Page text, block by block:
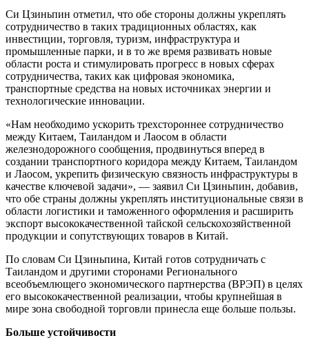
Си Цзиньпин отметил, что обе стороны должны укреплять
сотрудничество в таких традиционных областях, как
инвестиции, торговля, туризм, инфраструктура и
промышленные парки, и в то же время развивать новые
области роста и стимулировать прогресс в новых сферах
сотрудничества, таких как цифровая экономика,
транспортные средства на новых источниках энергии и
технологические инновации.
«Нам необходимо ускорить трехстороннее сотрудничество
между Китаем, Таиландом и Лаосом в области
железнодорожного сообщения, продвинуться вперед в
создании транспортного коридора между Китаем, Таиландом
и Лаосом, укрепить физическую связность инфраструктуры в
качестве ключевой задачи», — заявил Си Цзиньпин, добавив,
что обе страны должны укреплять институциональные связи в
области логистики и таможенного оформления и расширить
экспорт высококачественной тайской сельскохозяйственной
продукции и сопутствующих товаров в Китай.
По словам Си Цзиньпина, Китай готов сотрудничать с
Таиландом и другими сторонами Регионального
всеобъемлющего экономического партнерства (ВРЭП) в целях
его высококачественной реализации, чтобы крупнейшая в
мире зона свободной торговли принесла еще больше пользы.
Больше устойчивости